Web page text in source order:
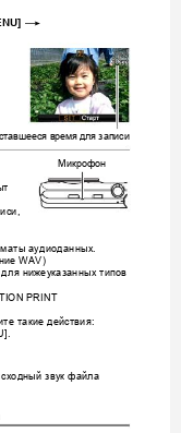
*
ееся время для записи
Микрофон
си,
аудиоданных.
WAV)
для нижеуказанных типов
PRINT
такие действия:
ходный звук файла